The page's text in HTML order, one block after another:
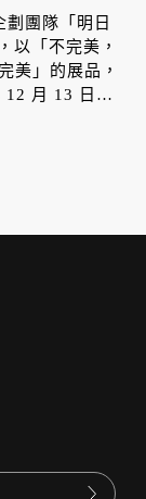
團隊「明日
以「不完美，
美」的展品，
月 13 日